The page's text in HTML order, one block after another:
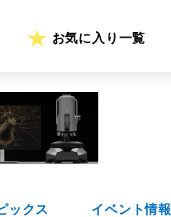
お気に入り一覧
ックス イベント情報